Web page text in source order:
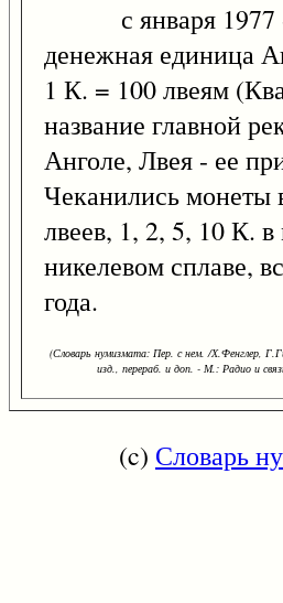
с января 1977
денежная единица
1 К. = 100 лвеям
название главной
Анголе, Лвея - ее
Чеканились монеты
лвеев, 1, 2, 5, 10 К.
никелевом сплаве,
года.
(Словарь нумизмата: Пер. с нем. /Х.Фенглер,
изд., перераб. и доп. - М.: Радио и
(c) Словарь